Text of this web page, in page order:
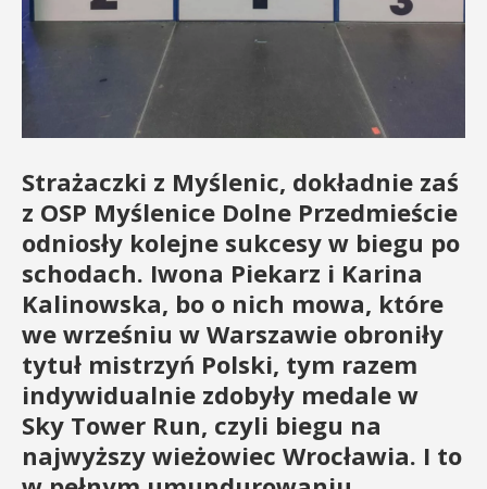
Strażaczki z Myślenic, dokładnie zaś
z OSP Myślenice Dolne Przedmieście
odniosły kolejne sukcesy w biegu po
schodach. Iwona Piekarz i Karina
Kalinowska, bo o nich mowa, które
we wrześniu w Warszawie obroniły
tytuł mistrzyń Polski, tym razem
indywidualnie zdobyły medale w
Sky Tower Run, czyli biegu na
najwyższy wieżowiec Wrocławia. I to